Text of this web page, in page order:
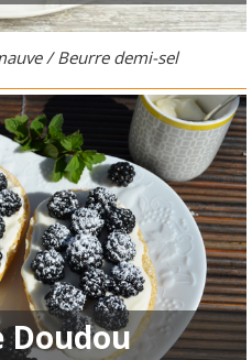
/ Beurre demi-sel